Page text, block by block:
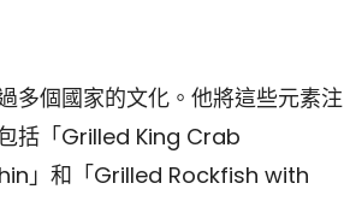
多個國家的文化。他將這些元素注
括「Grilled King Crab
」和「Grilled Rockfish with